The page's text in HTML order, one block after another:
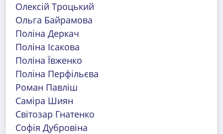
Олексій Троцький
Ольга Байрамова
Поліна Деркач
Поліна Ісакова
Поліна Ївженко
Поліна Перфільєва
Роман Павліш
Саміра Шиян
Світозар Гнатенко
Софія Дубровіна